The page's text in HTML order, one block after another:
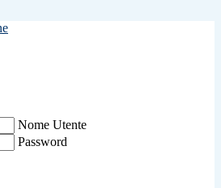
Nome Utente
Password